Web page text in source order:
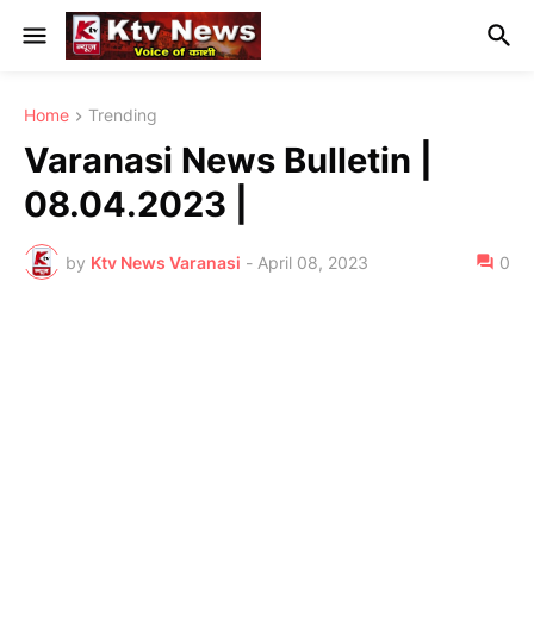
Home Trending
Varanasi News Bulletin |
08.04.2023 |
by Ktv News Varanasi - April 08, 2023 0